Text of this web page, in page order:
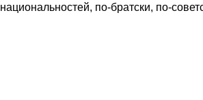
национальностей, по-братски, по-